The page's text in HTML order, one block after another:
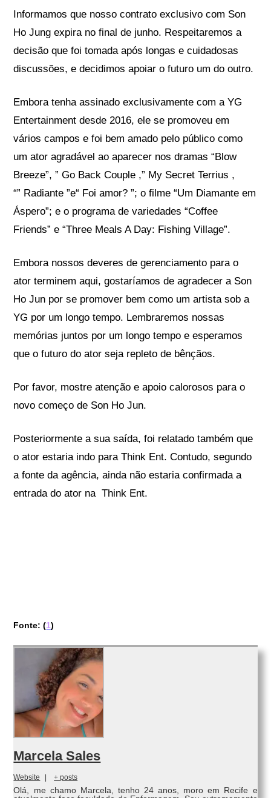
Informamos que nosso contrato exclusivo com Son
Ho Jung expira no final de junho. Respeitaremos a
decisão que foi tomada após longas e cuidadosas
discussões, e decidimos apoiar o futuro um do outro.
Embora tenha assinado exclusivamente com a YG
Entertainment desde 2016, ele se promoveu em
vários campos e foi bem amado pelo público como
um ator agradável ao aparecer nos dramas “Blow
Breeze”, ” Go Back Couple ,” My Secret Terrius ,
“” Radiante ”e“ Foi amor? ”; o filme “Um Diamante em
Áspero”; e o programa de variedades “Coffee
Friends” e “Three Meals A Day: Fishing Village”.
Embora nossos deveres de gerenciamento para o
ator terminem aqui, gostaríamos de agradecer a Son
Ho Jun por se promover bem como um artista sob a
YG por um longo tempo. Lembraremos nossas
memórias juntos por um longo tempo e esperamos
que o futuro do ator seja repleto de bênçãos.
Por favor, mostre atenção e apoio calorosos para o
novo começo de Son Ho Jun.
Posteriormente a sua saída, foi relatado também que
o ator estaria indo para Think Ent. Contudo, segundo
a fonte da agência, ainda não estaria confirmada a
entrada do ator na Think Ent.
Fonte: (1)
Marcela Sales
Website + posts
Olá, me chamo Marcela, tenho 24 anos, moro em Recife e